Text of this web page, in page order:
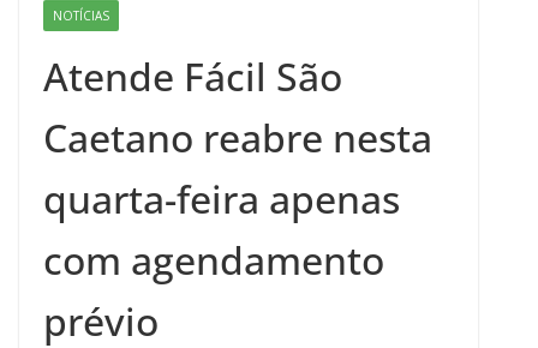
NOTÍCIAS
Atende Fácil São
Caetano reabre nesta
quarta-feira apenas
com agendamento
prévio